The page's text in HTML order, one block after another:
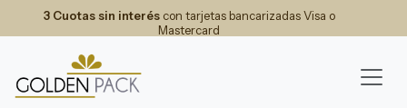
3 Cuotas sin interéscon tarjetas bancarizadas Visa o
Mastercard